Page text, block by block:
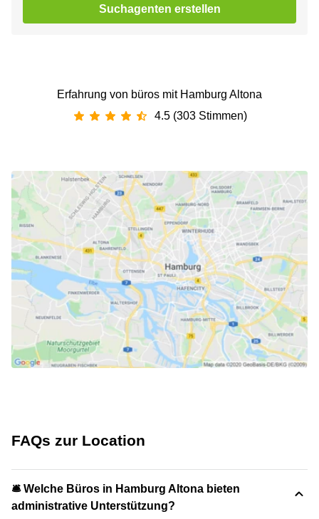
Suchagenten erstellen
Erfahrung von büros mit Hamburg Altona
4.5 (303 Stimmen)
FAQs zur Location
🛎 Welche Büros in Hamburg Altona bieten
administrative Unterstützung?